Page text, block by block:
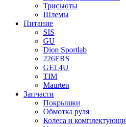
Трисьюты
Шлемы
Питание
SIS
GU
Dion Sportlab
226ERS
GEL4U
TIM
Maurten
Запчасти
Покрышки
Обмотка руля
Колеса и